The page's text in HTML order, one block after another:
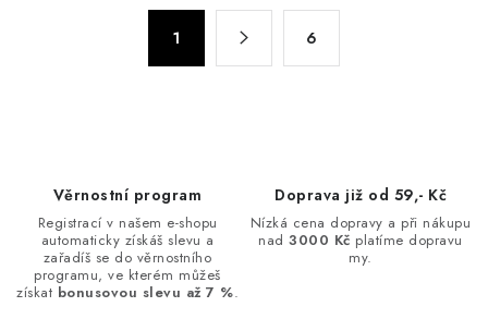
v
1 6
Věrnostní program
Registrací v našem e-shopu
automaticky získáš slevu a
zařadíš se do věrnostního
programu, ve kterém můžeš
získat bonusovou slevu až 7 %.
Doprava již od 59,- Kč
Nízká cena dopravy a při nákupu
nad3000 Kč platíme dopravu
my.